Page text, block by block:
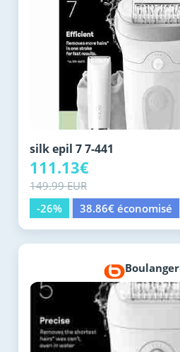
silk epil 7 7-441
111.13€
149.99 EUR
-26%
38.86€ économisé
Boulanger